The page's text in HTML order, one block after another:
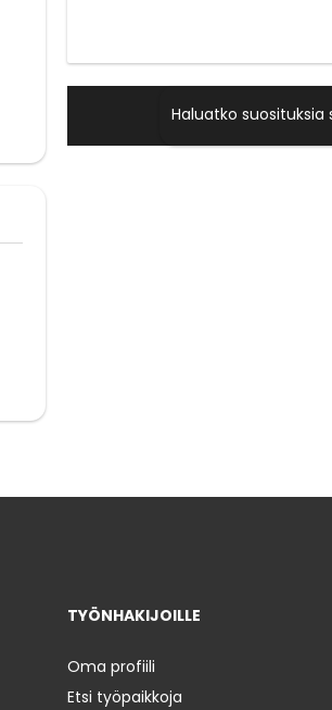
Haluatko
TYÖNHAKIJOILLE
Oma profiili
Etsi työpaikkoja